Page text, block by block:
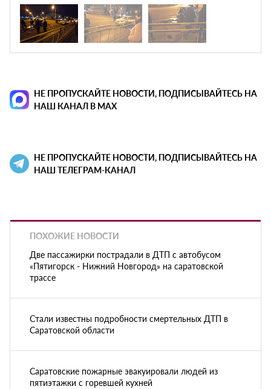
НЕ ПРОПУСКАЙТЕ НОВОСТИ, ПОДПИСЫВАЙТЕСЬ НА
НАШ КАНАЛ В MAX
НЕ ПРОПУСКАЙТЕ НОВОСТИ, ПОДПИСЫВАЙТЕСЬ НА
НАШ ТЕЛЕГРАМ-КАНАЛ
ПОХОЖИЕ НОВОСТИ
Две пассажирки пострадали в ДТП с автобусом
«Пятигорск - Нижний Новгород» на саратовской
трассе
Стали известны подробности смертельных ДТП в
Саратовской области
Саратовские пожарные эвакуировали людей из
пятиэтажки с горевшей кухней